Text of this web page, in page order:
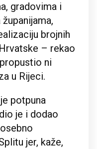
gradovima i
brojnih
– rekao
ni
u Rijeci.
potpuna
je i dodao
jer, kaže,